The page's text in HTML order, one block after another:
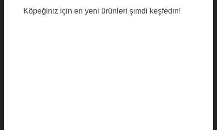
Köpeğiniz için en yeni ürünleri şimdi keşfedin!